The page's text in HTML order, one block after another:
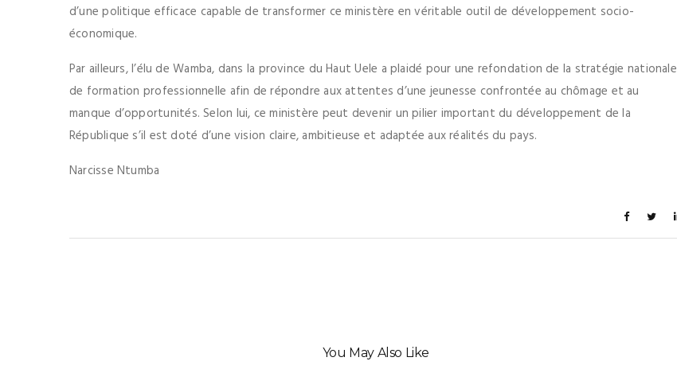
d’une politique efficace capable de transformer ce ministère en véritable outil de développement socio-
économique.
Par ailleurs, l’élu de Wamba, dans la province du Haut Uele a plaidé pour une refondation de la stratégie nationale
de formation professionnelle afin de répondre aux attentes d’une jeunesse confrontée au chômage et au
manque d’opportunités. Selon lui, ce ministère peut devenir un pilier important du développement de la
République s’il est doté d’une vision claire, ambitieuse et adaptée aux réalités du pays.
Narcisse Ntumba
You May Also Like